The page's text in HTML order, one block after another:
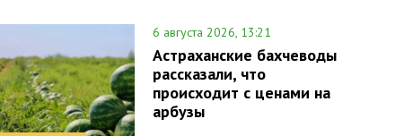
6 августа 2026, 13:21
Астраханские бахчеводы
рассказали, что
происходит с ценами на
арбузы